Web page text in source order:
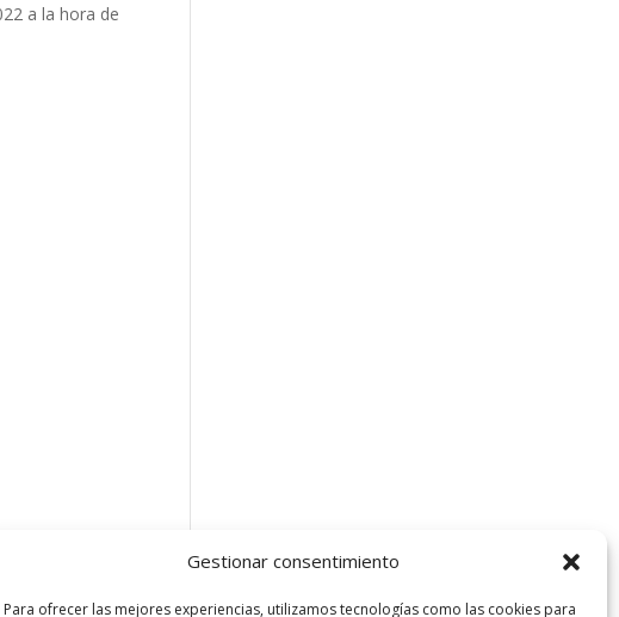
Gestionar consentimiento
Para ofrecer las mejores experiencias, utilizamos tecnologías como las cookies para
a la hora de
impacto que